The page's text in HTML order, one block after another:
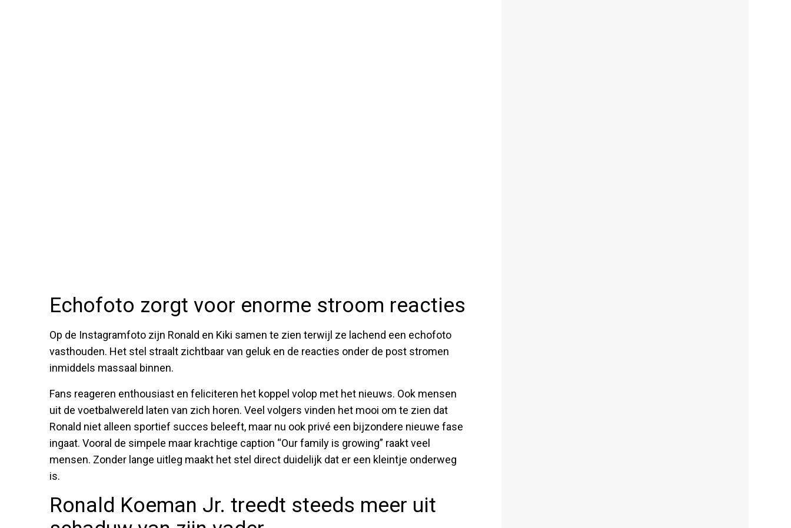
Echofoto zorgt voor enorme stroom reacties
Op de Instagramfoto zijn Ronald en Kiki samen te zien terwijl ze lachend een echofoto
vasthouden. Het stel straalt zichtbaar van geluk en de reacties onder de post stromen
inmiddels massaal binnen.
Fans reageren enthousiast en feliciteren het koppel volop met het nieuws. Ook mensen
uit de voetbalwereld laten van zich horen. Veel volgers vinden het mooi om te zien dat
Ronald niet alleen sportief succes beleeft, maar nu ook privé een bijzondere nieuwe fase
ingaat. Vooral de simpele maar krachtige caption “Our family is growing” raakt veel
mensen. Zonder lange uitleg maakt het stel direct duidelijk dat er een kleintje onderweg
is.
Ronald Koeman Jr. treedt steeds meer uit